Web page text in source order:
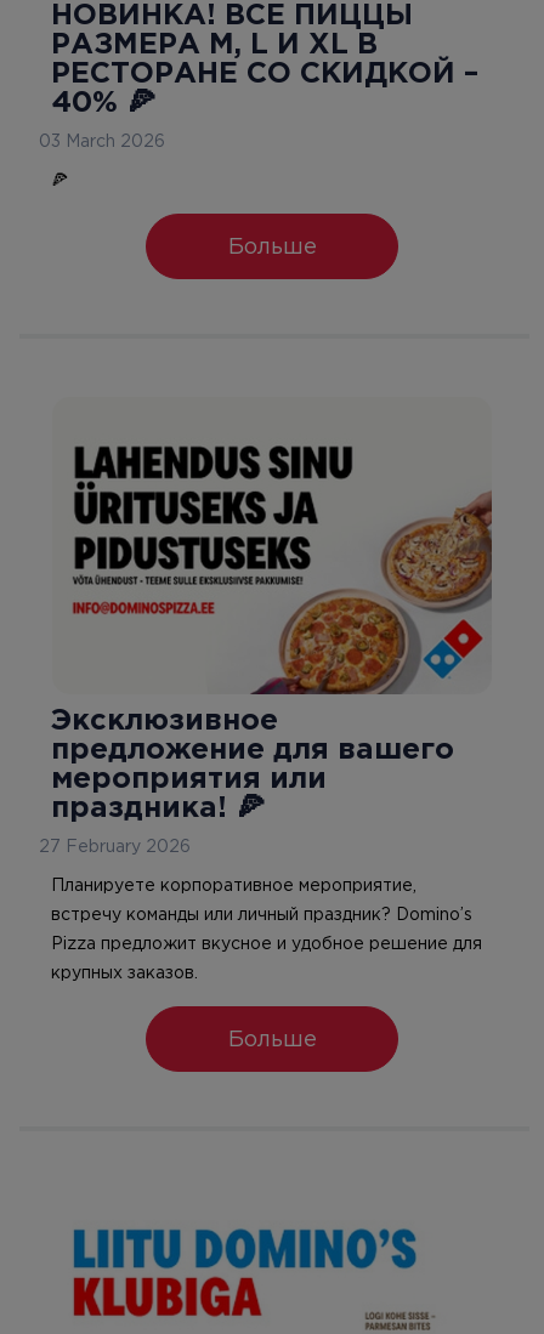
НОВИНКА! ВСЕ ПИЦЦЫ
РАЗМЕРА M, L И XL В
РЕСТОРАНЕ СО СКИДКОЙ –
40% 🍕
03 March 2026
🍕
Больше
Эксклюзивное
предложение для вашего
мероприятия или
праздника! 🍕
27 February 2026
Планируете корпоративное мероприятие,
встречу команды или личный праздник? Domino’s
Pizza предложит вкусное и удобное решение для
крупных заказов.
Больше